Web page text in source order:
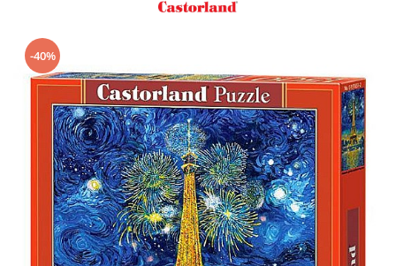
Jocuri pentru toata familia
Party Games (jocuri de petrecere)
Jocuri pentru copii
Smart Games
Puzzle-uri logice
Jocuri cu miniaturi
Battletech
Final Girl - solo game
Miniaturi Arkham Horror
-40%